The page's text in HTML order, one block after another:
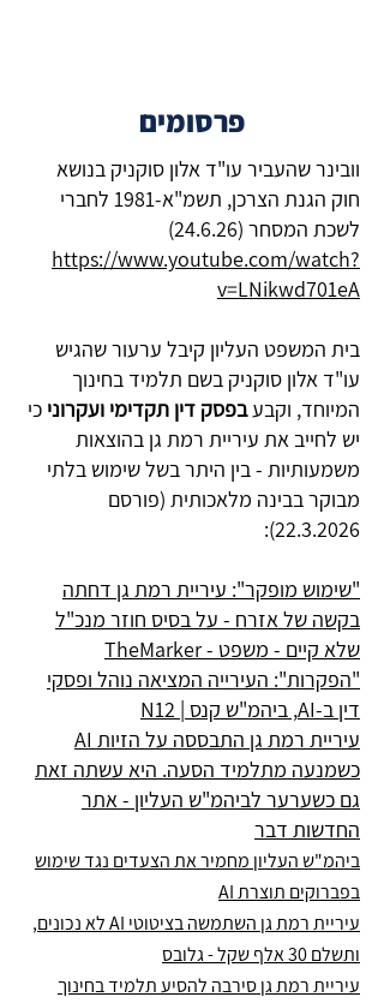
פרסומים
וובינר שהעביר עו"ד אלון סוקניק בנושא
חוק הגנת הצרכן, תשמ"א-1981 לחברי
לשכת המסחר (24.6.26)
https://www.youtube.com/watch?
v=LNikwd701eA
בית המשפט העליון קיבל ערעור שהגיש
עו"ד אלון סוקניק בשם תלמיד בחינוך
המיוחד, וקבעבפסק דין תקדימי ועקרוני כי
יש לחייב את עיריית רמת גן בהוצאות
משמעותיות - בין היתר בשל שימוש בלתי
מבוקר בבינה מלאכותית (פורסם
22.3.2026)
:
"שימוש מופקר": עיריית רמת גן דחתה
בקשה של אזרח - על בסיס חוזר מנכ"ל
שלא קיים - משפט - TheMarker
"הפקרות": העירייה המציאה נוהל ופסקי
דין ב-AI, ביהמ"ש קנס | N12
עיריית רמת גן התבססה על הזיות AI
כשמנעה מתלמיד הסעה. היא עשתה זאת
גם כשערער לביהמ"ש העליון - אתר
החדשות דבר
ביהמ"ש העליון מחמיר את הצעדים נגד שימוש
בפברוקים תוצרת AI
עיריית רמת גן השתמשה בציטוטי AI לא נכונים,
ותשלם 30 אלף שקל - גלובס
עיריית רמת גן סירבה להסיע תלמיד בחינוך